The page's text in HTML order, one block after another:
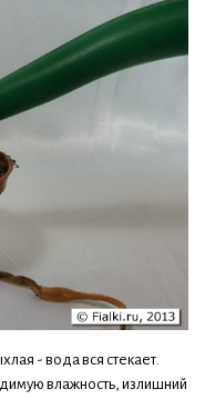
- вода вся стекает.
влажность, излишний